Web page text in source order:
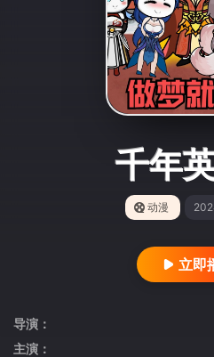
千年
动漫
立即
导演：
主演：